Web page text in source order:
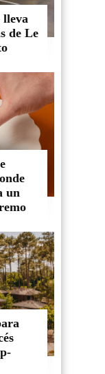
lleva
de Le
un